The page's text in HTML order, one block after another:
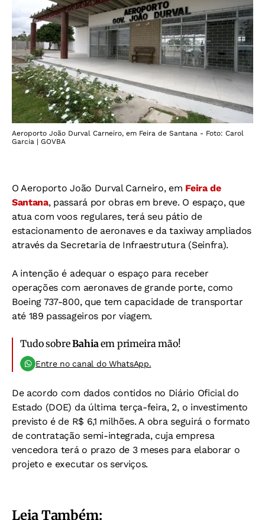
Aeroporto João Durval Carneiro, em Feira de Santana - Foto: Carol
Garcia | GOVBA
O Aeroporto João Durval Carneiro, em Feira de
Santana, passará por obras em breve. O espaço, que
atua com voos regulares, terá seu pátio de
estacionamento de aeronaves e da taxiway ampliados
através da Secretaria de Infraestrutura (Seinfra).
A intenção é adequar o espaço para receber
operações com aeronaves de grande porte, como
Boeing 737-800, que tem capacidade de transportar
até 189 passageiros por viagem.
Tudo sobreBahiaem primeira mão!
Entre no canal do WhatsApp.
De acordo com dados contidos no Diário Oficial do
Estado (DOE) da última terça-feira, 2, o investimento
previsto é de R$ 6,1 milhões. A obra seguirá o formato
de contratação semi-integrada, cuja empresa
vencedora terá o prazo de 3 meses para elaborar o
projeto e executar os serviços.
Leia Também: